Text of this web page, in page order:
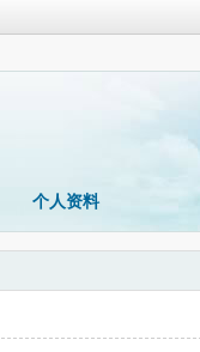
个人资料